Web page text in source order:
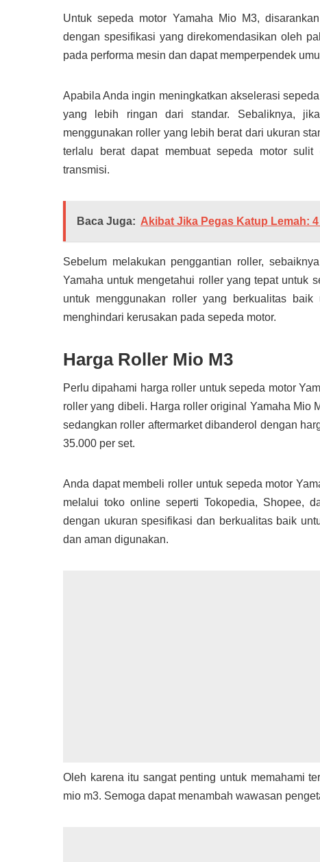
Untuk sepeda motor Yamaha Mio M3,
dengan spesifikasi yang direkomendasikan oleh
pada performa mesin dan dapat memperpendek
Apabila Anda ingin meningkatkan akselerasi
yang lebih ringan dari standar. Sebaliknya,
menggunakan roller yang lebih berat dari ukuran
terlalu berat dapat membuat sepeda motor
transmisi.
Baca Juga: Akibat Jika Pegas Katup Lemah:
Sebelum melakukan penggantian roller,
Yamaha untuk mengetahui roller yang tepat untuk
untuk menggunakan roller yang berkualitas
menghindari kerusakan pada sepeda motor.
Harga Roller Mio M3
Perlu dipahami harga roller untuk sepeda motor
roller yang dibeli. Harga roller original Yamaha Mio
sedangkan roller aftermarket dibanderol dengan
35.000 per set.
Anda dapat membeli roller untuk sepeda motor
melalui toko online seperti Tokopedia, Shopee,
dengan ukuran spesifikasi dan berkualitas baik
dan aman digunakan.
Oleh karena itu sangat penting untuk memahami
mio m3. Semoga dapat menambah wawasan